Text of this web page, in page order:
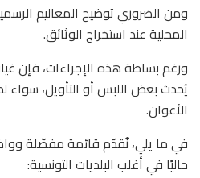
ومن الضروري توضيح المعاليم
المحلية عند استخراج الوثائق.
ورغم بساطة هذه الإجراءات، فإن
يُحدث بعض اللبس أو التأويل، سواء
الأعوان.
في ما يلي، نُقدّم قائمة مفصّلة
حاليًا في أغلب البلديات التونسية: